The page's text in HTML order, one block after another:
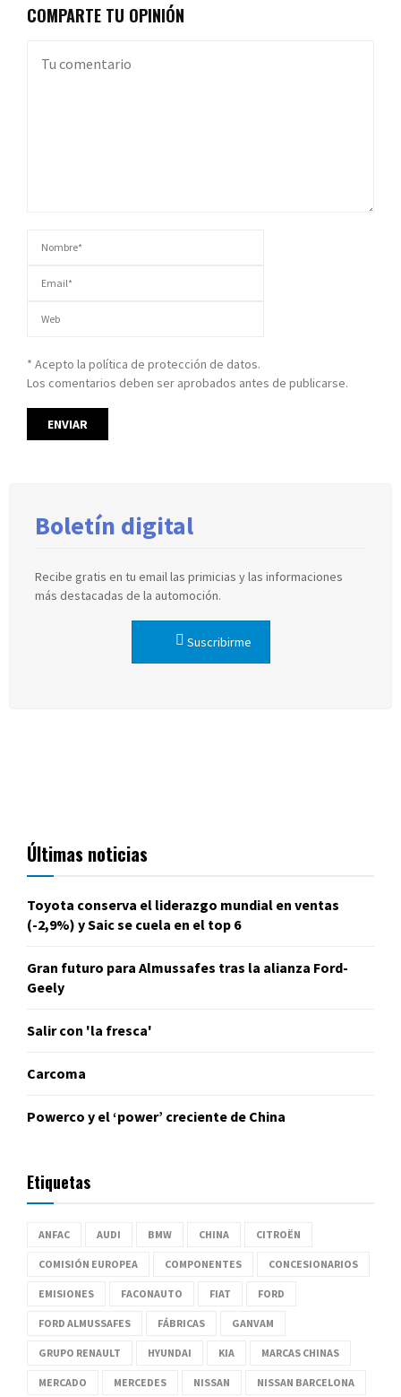
COMPARTE TU OPINIÓN
* Acepto la política de protección de datos.
Los comentarios deben ser aprobados antes de publicarse.
Boletín digital
Recibe gratis en tu email las primicias y las informaciones
más destacadas de la automoción.
Suscribirme
Últimas noticias
Toyota conserva el liderazgo mundial en ventas
(-2,9%) y Saic se cuela en el top 6
Gran futuro para Almussafes tras la alianza Ford-
Geely
Salir con 'la fresca'
Carcoma
Powerco y el ‘power’ creciente de China
Etiquetas
ANFAC AUDI BMW CHINA CITROËN
COMISIÓN EUROPEA COMPONENTES CONCESIONARIOS
EMISIONES FACONAUTO FIAT FORD
FORD ALMUSSAFES FÁBRICAS GANVAM
GRUPO RENAULT HYUNDAI KIA MARCAS CHINAS
MERCADO MERCEDES NISSAN NISSAN BARCELONA